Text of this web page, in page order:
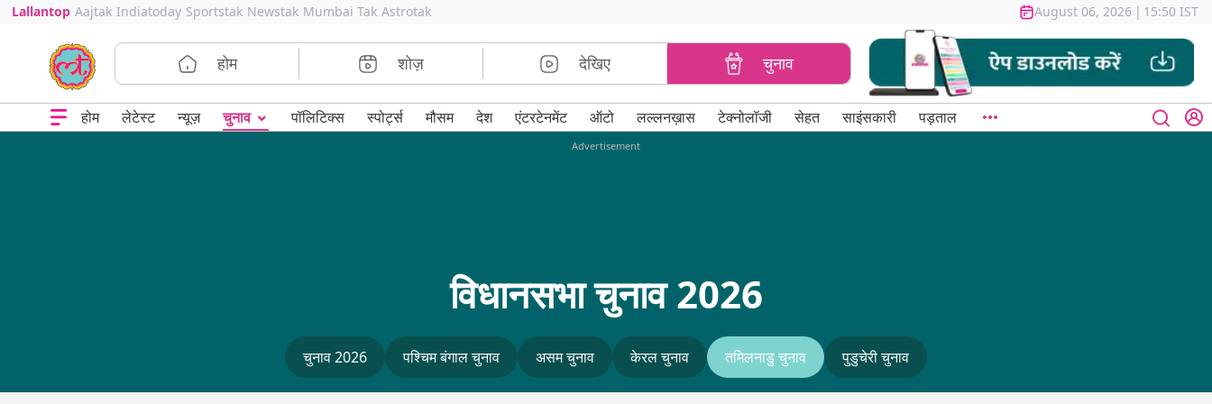
Lallantop Aajtak Indiatoday Sportstak Newstak Mumbai Tak Astrotak August 06, 2026 | 15:50 IST
होम शोज़ देखिए चुनाव
होम लेटेस्ट न्यूज़ चुनाव ⌄ पॉलिटिक्स स्पोर्ट्स मौसम देश एंटरटेनमेंट ऑटो लल्लनख़ास टेक्नोलॉजी सेहत साइंसकारी पड़ताल
Advertisement
विधानसभा चुनाव 2026
चुनाव 2026 पश्चिम बंगाल चुनाव असम चुनाव केरल चुनाव तमिलनाडु चुनाव पुडुचेरी चुनाव